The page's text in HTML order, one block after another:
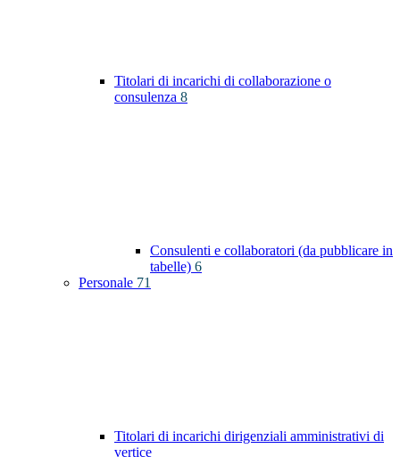
Titolari di incarichi di collaborazione o
consulenza 8
Consulenti e collaboratori (da pubblicare in
tabelle) 6
Personale 71
Titolari di incarichi dirigenziali amministrativi di
vertice